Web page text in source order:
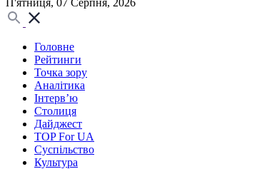
П'ятниця, 07 Серпня, 2026
Головне
Рейтинги
Точка зору
Аналітика
Інтерв’ю
Столиця
Дайджест
TOP For UA
Суспiльство
Культура